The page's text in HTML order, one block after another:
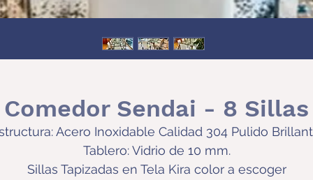
Comedor Sendai - 8 Sillas
Acero Inoxidable Calidad 304 Pulido
Tablero: Vidrio de 10 mm.
Sillas Tapizadas en Tela Kira color a escoger